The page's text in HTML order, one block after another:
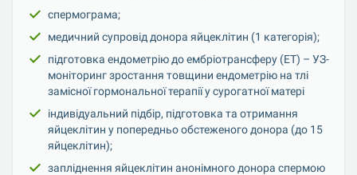
спермограма;
медичний супровід донора яйцеклітин (1 категорія);
підготовка ендометрію до ембріотрансферу (ЕТ) – УЗ-
моніторинг зростання товщини ендометрію на тлі
замісної гормональної терапії у сурогатної матері
індивідуальний підбір, підготовка та отримання
яйцеклітин у попередньо обстеженого донора (до 15
яйцеклітин);
запліднення яйцеклітин анонімного донора спермою